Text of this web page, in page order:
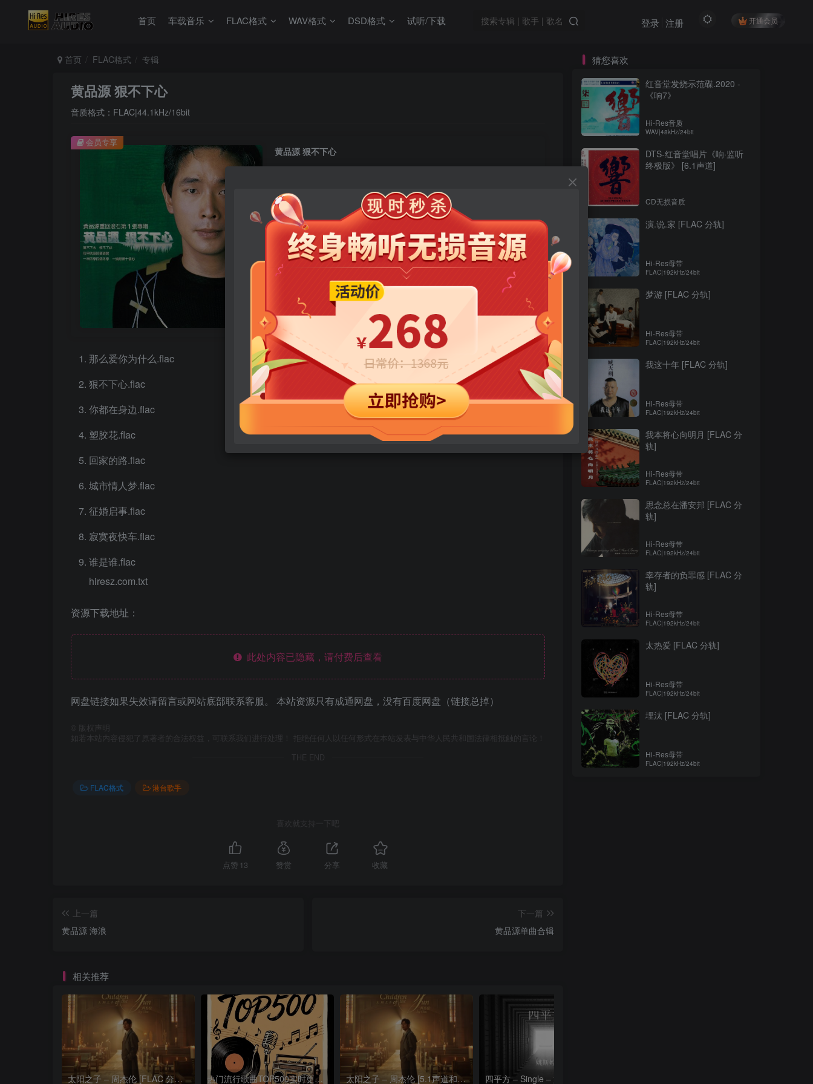
首页 车载音乐 FLAC格式 WAV格式 DSD格式 试听/下载 开通会员
登录 注册
首页 FLAC格式 专辑
黄品源 狠不下心
音质格式：FLAC|44.1kHz/16bit
黄品源 狠不下心
￥9.9 限时特惠
￥99
年卡会员免费 永久会员 免费
立即购买
您当前未登录！建议登陆后购买，可保存购买订单
会员专享
那么爱你为什么.flac
狠不下心.flac
你都在身边.flac
塑胶花.flac
回家的路.flac
城市情人梦.flac
征婚启事.flac
寂寞夜快车.flac
谁是谁.flac
hiresz.com.txt
资源下载地址：
此处内容已隐藏，请付费后查看
网盘链接如果失效请留言或网站底部联系客服。 本站资源只有成通网盘，没有百度网盘（链接总掉）
版权声明
如若本站内容侵犯了原著者的合法权益，可联系我们进行处理！ 拒绝任何人以任何形式在本站发表与中华人民共和国法律相抵触的言论！
THE END
FLAC格式 港台歌手
喜欢就支持一下吧
点赞 13 赞赏 分享 收藏
上一篇
黄品源 海浪
下一篇
黄品源单曲合辑
相关推荐
太阳之子 – 周杰伦 [FLAC 分轨 192Khz 24bit] 热门流行歌曲TOP500实时更新192khz/24bit【母带音质】 太阳之子 – 周杰伦 [5.1声道和192k母带] 四平方 – Single – 姚斯婷
猜您喜欢
红音堂发烧示范碟.2020 -
《响7》
Hi-Res音质
WAV|48kHz/24bit
DTS-红音堂唱片《响·监听
终极版》 [6.1声道]
CD无损音质
演.说.家 [FLAC 分轨]
Hi-Res母带
FLAC|192kHz/24bit
梦游 [FLAC 分轨]
Hi-Res母带
FLAC|192kHz/24bit
我这十年 [FLAC 分轨]
Hi-Res母带
FLAC|192kHz/24bit
我本将心向明月 [FLAC 分
轨]
Hi-Res母带
FLAC|192kHz/24bit
思念总在潘安邦 [FLAC 分
轨]
Hi-Res母带
FLAC|192kHz/24bit
幸存者的负罪感 [FLAC 分
轨]
Hi-Res母带
FLAC|192kHz/24bit
太热爱 [FLAC 分轨]
Hi-Res母带
FLAC|192kHz/24bit
埋汰 [FLAC 分轨]
Hi-Res母带
FLAC|192kHz/24bit